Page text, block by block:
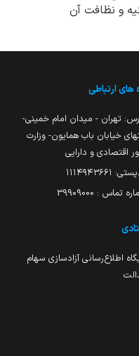
و نظافت آن
های ارتباطی
تهران - میدان امام خمینی-
خیابان باب همایون- وزارت
اقتصادی و دارایی
۱۱۱۴۹۴۳۶۶۱
تماس : 39909000
اطلاع‌رسانی آزادسازی سهام